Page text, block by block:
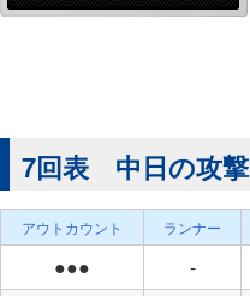
7回表 中日の攻撃
アウトカウント ランナー
●●● -